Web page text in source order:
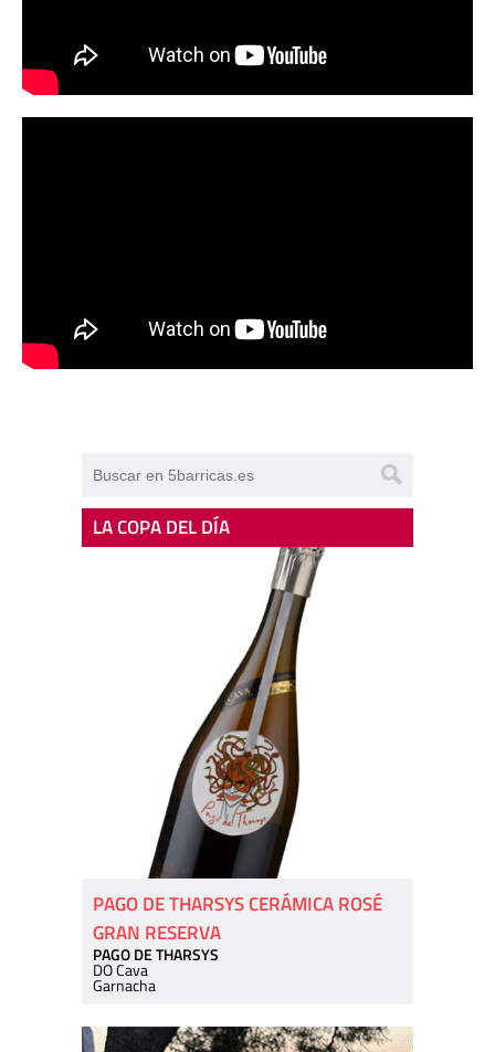
LA COPA DEL DÍA
PAGO DE THARSYS CERÁMICA ROSÉ
GRAN RESERVA
PAGO DE THARSYS
DO Cava
Garnacha